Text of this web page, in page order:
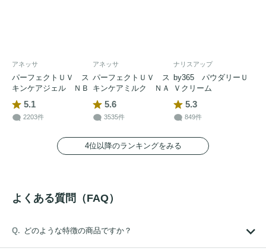
アネッサ
パーフェクトＵＶ ス
キンケアジェル ＮＢ
5.1
2203件
アネッサ
パーフェクトＵＶ ス
キンケアミルク ＮＡ
5.6
3535件
ナリスアップ
by365 パウダリーＵ
Ｖクリーム
5.3
849件
4位以降のランキングをみる
よくある質問（FAQ）
どのような特徴の商品ですか？